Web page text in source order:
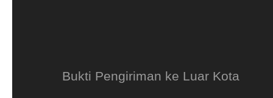
Bukti Pengiriman ke Luar Kota